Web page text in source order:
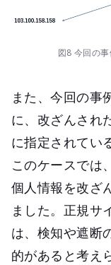
図8 今回の
また、今回の事
に、改ざんされ
に指定されてい
このケースでは
個人情報を改ざ
ました。正規サ
は、検知や遮断
的があると考え